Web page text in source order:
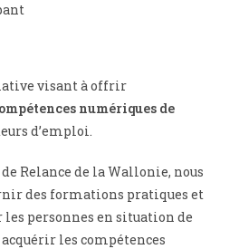
visant à offrir
numériques de
d’emploi.
Relance de la Wallonie, nous
des formations pratiques et
les personnes en situation de
les compétences